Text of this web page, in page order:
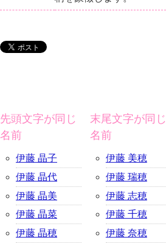
先頭文字が同じ
名前
伊藤 晶子
伊藤 晶代
伊藤 晶美
伊藤 晶菜
伊藤 晶穂
末尾文字が同じ
名前
伊藤 美穂
伊藤 瑞穂
伊藤 志穂
伊藤 千穂
伊藤 奈穂